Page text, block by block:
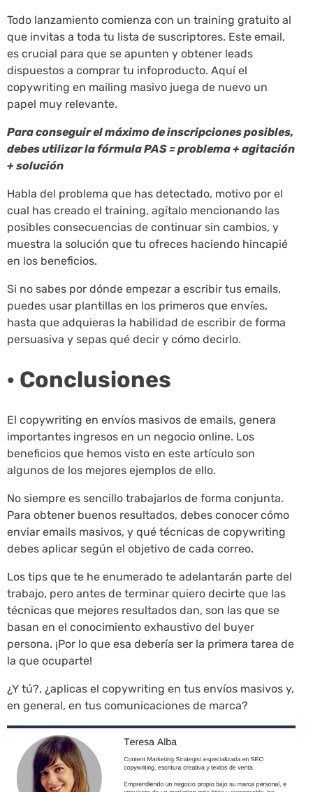
Todo lanzamiento comienza con un training gratuito al
que invitas a toda tu lista de suscriptores. Este email,
es crucial para que se apunten y obtener leads
dispuestos a comprar tu infoproducto. Aquí el
copywriting en mailing masivo juega de nuevo un
papel muy relevante.
Para conseguir el máximo de inscripciones posibles,
debes utilizar la fórmula PAS = problema + agitación
+ solución
Habla del problema que has detectado, motivo por el
cual has creado el training, agítalo mencionando las
posibles consecuencias de continuar sin cambios, y
muestra la solución que tu ofreces haciendo hincapié
en los beneficios.
Si no sabes por dónde empezar a escribir tus emails,
puedes usar plantillas en los primeros que envíes,
hasta que adquieras la habilidad de escribir de forma
persuasiva y sepas qué decir y cómo decirlo.
· Conclusiones
El copywriting en envíos masivos de emails, genera
importantes ingresos en un negocio online. Los
beneficios que hemos visto en este artículo son
algunos de los mejores ejemplos de ello.
No siempre es sencillo trabajarlos de forma conjunta.
Para obtener buenos resultados, debes conocer cómo
enviar emails masivos, y qué técnicas de copywriting
debes aplicar según el objetivo de cada correo.
Los tips que te he enumerado te adelantarán parte del
trabajo, pero antes de terminar quiero decirte que las
técnicas que mejores resultados dan, son las que se
basan en el conocimiento exhaustivo del buyer
persona. ¡Por lo que esa debería ser la primera tarea de
la que ocuparte!
¿Y tú?, ¿aplicas el copywriting en tus envíos masivos y,
en general, en tus comunicaciones de marca?